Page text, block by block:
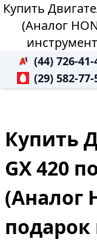
Купить
(Аналог
(44) 726-41-
(29) 582-77-
Купить
GX 420
(Аналог
подарок